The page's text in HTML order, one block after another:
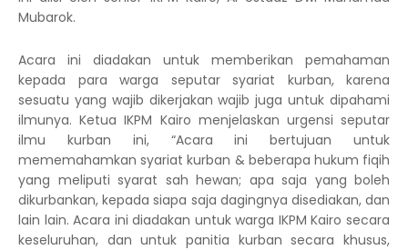
Mubarok.
Acara ini diadakan untuk memberikan pemahaman
kepada para warga seputar syariat kurban, karena
sesuatu yang wajib dikerjakan wajib juga untuk dipahami
ilmunya. Ketua IKPM Kairo menjelaskan urgensi seputar
ilmu kurban ini, “Acara ini bertujuan untuk
mememahamkan syariat kurban & beberapa hukum fiqih
yang meliputi syarat sah hewan; apa saja yang boleh
dikurbankan, kepada siapa saja dagingnya disediakan, dan
lain lain. Acara ini diadakan untuk warga IKPM Kairo secara
keseluruhan, dan untuk panitia kurban secara khusus,